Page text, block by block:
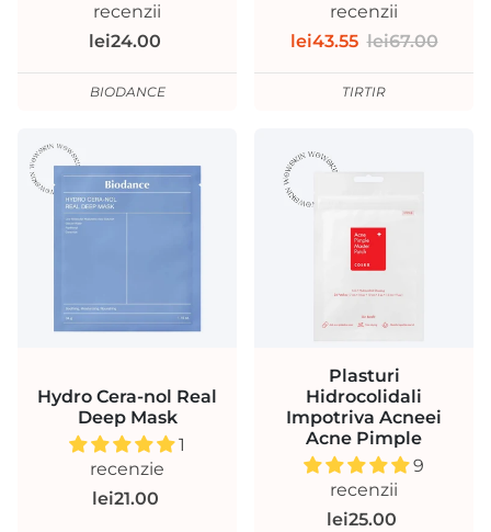
recenzii
lei24.00
BIODANCE
recenzii
lei43.55 lei67.00
TIRTIR
Hydro Cera-nol Real
Deep Mask
1
recenzie
lei21.00
Plasturi
Hidrocolidali
Impotriva Acneei
Acne Pimple
9
recenzii
lei25.00